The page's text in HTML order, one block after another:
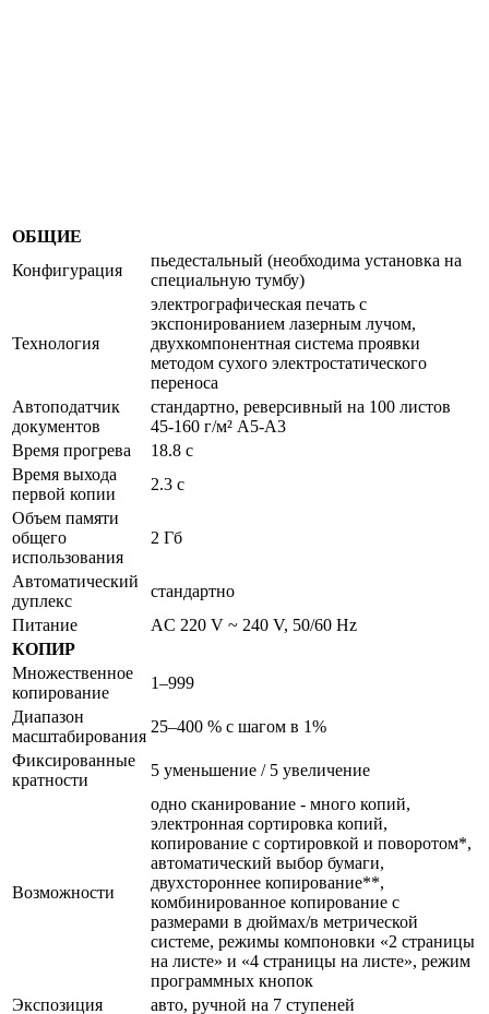
ОБЩИЕ
Конфигурация
пьедестальный (необходима установка на
специальную тумбу)
Технология
электрографическая печать с
экспонированием лазерным лучом,
двухкомпонентная система проявки
методом сухого электростатического
переноса
Автоподатчик
документов
стандартно, реверсивный на 100 листов
45-160 г/м² A5-A3
Время прогрева
18.8 с
Время выхода
первой копии
2.3 с
Объем памяти
общего
использования
2 Гб
Автоматический
дуплекс
стандартно
Питание
AC 220 V ~ 240 V, 50/60 Hz
КОПИР
Множественное
копирование
1–999
Диапазон
масштабирования
25–400 % с шагом в 1%
Фиксированные
кратности
5 уменьшение / 5 увеличение
Возможности
одно сканирование - много копий,
электронная сортировка копий,
копирование с сортировкой и поворотом*,
автоматический выбор бумаги,
двухстороннее копирование**,
комбинированное копирование с
размерами в дюймах/в метрической
системе, режимы компоновки «2 страницы
на листе» и «4 страницы на листе», режим
программных кнопок
Экспозиция
авто, ручной на 7 ступеней